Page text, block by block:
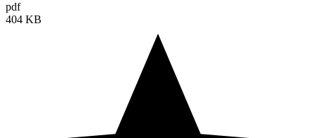
pdf
404 KB